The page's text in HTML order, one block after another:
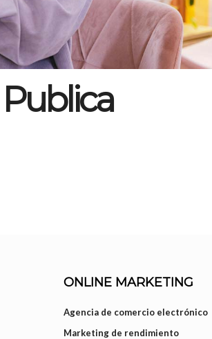
ONLINE MARKETING
Agencia de comercio electrónico
Marketing de rendimiento